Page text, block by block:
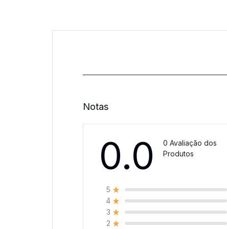
Notas
0.0
0 Avaliação dos
Produtos
5
4
3
2